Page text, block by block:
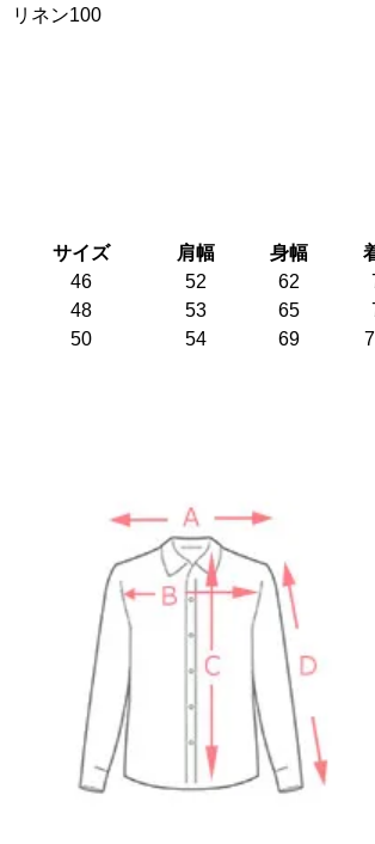
リネン100
サイズ 肩幅 身幅
46
52 62
48
53 65
50
54 69